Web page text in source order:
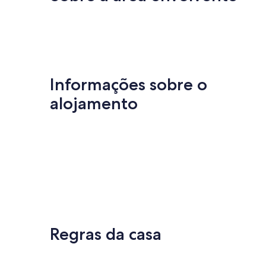
Informações sobre o
alojamento
Regras da casa